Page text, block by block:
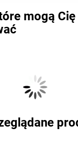
mogą Cię